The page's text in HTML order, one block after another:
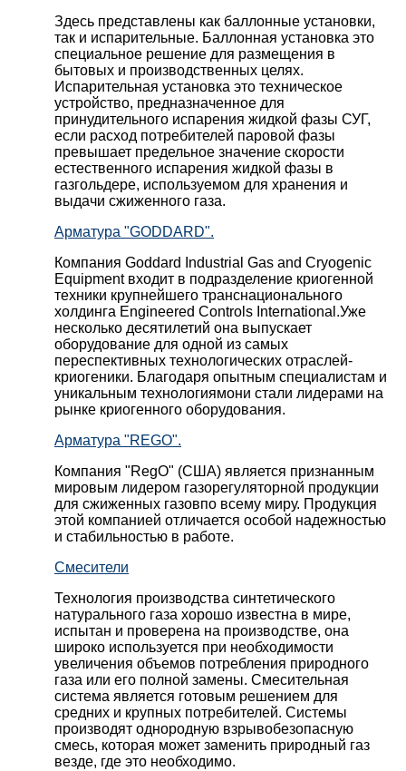
Здесь представлены как баллонные установки,
так и испарительные. Баллонная установка это
специальное решение для размещения в
бытовых и производственных целях.
Испарительная установка это техническое
устройство, предназначенное для
принудительного испарения жидкой фазы СУГ,
если расход потребителей паровой фазы
превышает предельное значение скорости
естественного испарения жидкой фазы в
газгольдере, используемом для хранения и
выдачи сжиженного газа.
Арматура "GODDARD".
Компания Goddard Industrial Gas and Cryogenic
Equipment входит в подразделение криогенной
техники крупнейшего транснационального
холдинга Engineered Controls International.Уже
несколько десятилетий она выпускает
оборудование для одной из самых
переспективных технологических отраслей-
криогеники. Благодаря опытным специалистам и
уникальным технологиямони стали лидерами на
рынке криогенного оборудования.
Арматура "REGO".
Компания "RegO" (США) является признанным
мировым лидером газорегуляторной продукции
для сжиженных газовпо всему миру. Продукция
этой компанией отличается особой надежностью
и стабильностью в работе.
Смесители
Технология производства синтетического
натурального газа хорошо известна в мире,
испытан и проверена на производстве, она
широко используется при необходимости
увеличения объемов потребления природного
газа или его полной замены. Смесительная
система является готовым решением для
средних и крупных потребителей. Системы
производят однородную взрывобезопасную
смесь, которая может заменить природный газ
везде, где это необходимо.